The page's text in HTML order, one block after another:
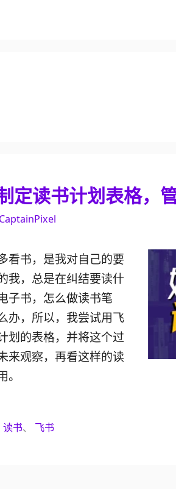
定读书计划表格，
CaptainPixel
看书，是我对自己的要
我，总是在纠结要读什
子书，怎么做读书笔
办，所以，我尝试用飞
划的表格，并将这个过
来观察，再看这样的读
读书、 飞书